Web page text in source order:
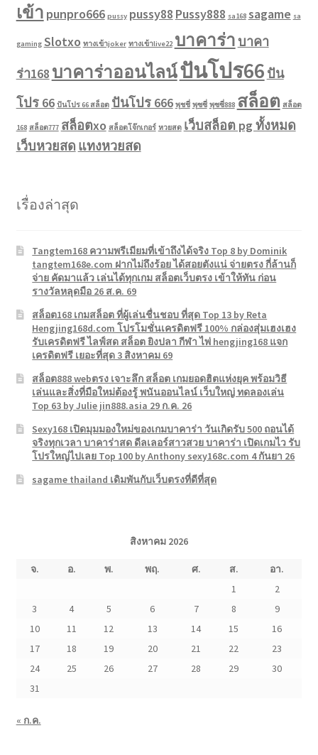
เข้า punpro666 pussy pussy88 Pussy888 sa168 sagame sa
gaming Slotxo ทางเข้าjoker ทางเข้าlive22 บาคาร่าบาคา
ร่า168 บาคาร่าออนไลน์ปันโปร66 ปัน
โปร 66 ปันโปร 66 สล็อต ปันโปร 666 พุชชี่ พุซซี่ พุซซี่888 สล็อต สล็อต
168 สล็อต777 สล็อตxo สล็อตโจ๊กเกอร์ หวยสด เว็บสล็อต pg ทั้งหมด
เว็บหวยสด แทงหวยสด
เรื่องล่าสุด
Tangtem168 ความพรีเมียมที่เข้าถึงได้จริง Top 8 by Dominik
tangtem168e.com ฝากไม่ถึงร้อย ได้สอยตังแน่ จ่ายตรง กี่ล้านก็
จ่าย คัดมาแล้ว เล่นได้ทุกเกม สล็อตเว็บตรง เข้าให้ทัน ก่อน
รางวัลหลุดมือ 26 ส.ค. 69
สล็อต168 เกมสล็อต ที่ผู้เล่นชื่นชอบ ที่สุด Top 13 by Reta
Hengjing168d.com โปรโมชั่นเครดิตฟรี 100% กล่องสุ่มเฮงเฮง
รับเครดิตฟรี ไลฟ์สด สล็อต ยิงปลา กีฬา ไพ่ hengjing168 แจก
เครดิตฟรี เยอะที่สุด 3 สิงหาคม 69
สล็อต888 webตรง เจาะลึก สล็อต เกมยอดฮิตแห่งยุค พร้อมวิธี
เล่นและสิ่งที่มือใหม่ต้องรู้ พนันออนไลน์ เว็บใหญ่ ทดลองเล่น
Top 63 by Julie jin888.asia 29 ก.ค. 26
Sexy168 เปิดมุมมองใหม่ของเกมบาคาร่า วันเกิดรับ 500 ถอนได้
จริงทุกเวลา บาคาร่าสด ดีลเลอร์สาวสวย บาคาร่า เปิดเกมไว รับ
โปรใหญ่ไปเลย Top 100 by Anthony sexy168c.com 4 กันยา 26
sagame thailand เดิมพันกับเว็บตรงที่ดีที่สุด
สิงหาคม 2026
จ. อ. พ. พฤ. ศ. ส.
อา.
1
2
3
4 5 6 7 8
9
10
11 12 13 14 15
16
17
18 19 20 21 22
23
24
25 26 27 28 29
30
31
« ก.ค.